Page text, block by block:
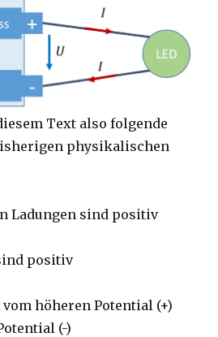
Text also folgende
physikalischen
Ladungen sind positiv
positiv
höheren Potential (+)
(-)